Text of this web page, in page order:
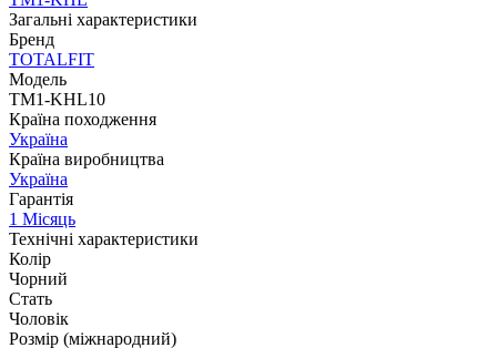
Загальні характеристики
Бренд
TOTALFIT
Модель
TM1-KHL10
Країна походження
Україна
Країна виробництва
Україна
Гарантія
1 Місяць
Технічні характеристики
Колір
Чорний
Стать
Чоловік
Розмір (міжнародний)